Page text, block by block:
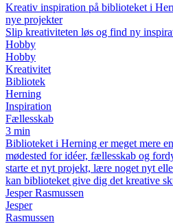
Kreativ inspiration på biblioteket i
nye projekter
Slip kreativiteten løs og find ny
Hobby
Hobby
Kreativitet
Bibliotek
Herning
Inspiration
Fællesskab
3 min
Biblioteket i Herning er meget mere
mødested for idéer, fællesskab og
starte et nyt projekt, lære noget nyt
kan biblioteket give dig det kreative
Jesper Rasmussen
Jesper
Rasmussen